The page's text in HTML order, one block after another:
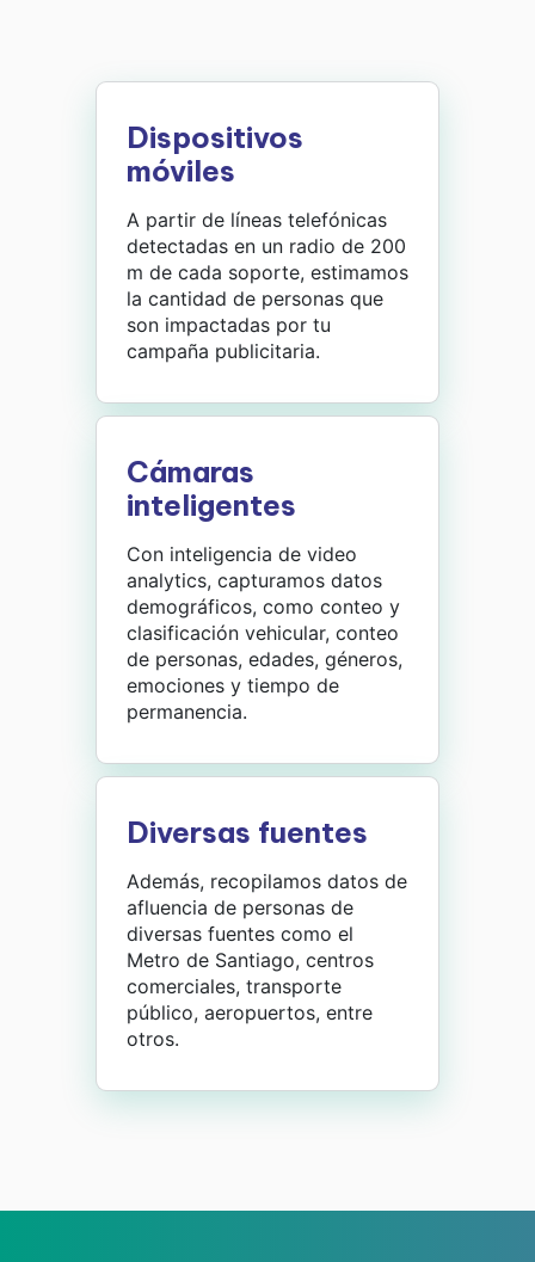
Dispositivos
móviles
A partir de líneas telefónicas
detectadas en un radio de 200
m de cada soporte, estimamos
la cantidad de personas que
son impactadas por tu
campaña publicitaria.
Cámaras
inteligentes
Con inteligencia de video
analytics, capturamos datos
demográficos, como conteo y
clasificación vehicular, conteo
de personas, edades, géneros,
emociones y tiempo de
permanencia.
Diversas fuentes
Además, recopilamos datos de
afluencia de personas de
diversas fuentes como el
Metro de Santiago, centros
comerciales, transporte
público, aeropuertos, entre
otros.